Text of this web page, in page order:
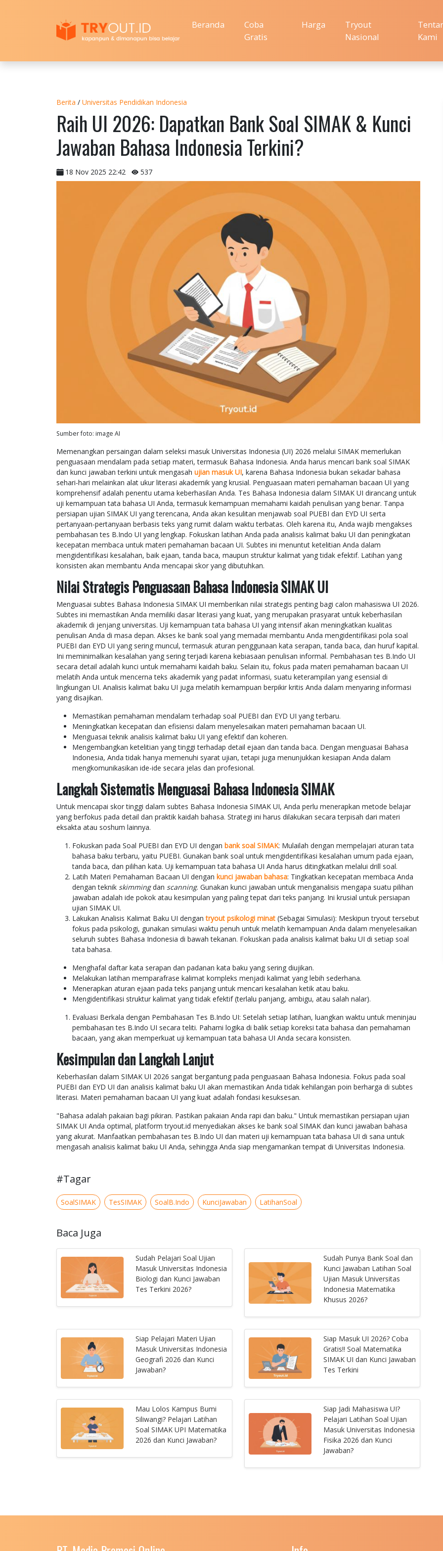
Beranda
Coba
Gratis
Harga
Tryout
Nasional
Kami
Berita / Universitas Pendidikan Indonesia
Raih UI 2026: Dapatkan Bank Soal SIMAK & Kunci
Jawaban Bahasa Indonesia Terkini?
18 Nov 2025 22:42 537
Sumber foto: image AI
Memenangkan persaingan dalam seleksi masuk Universitas Indonesia (UI) 2026 melalui SIMAK memerlukan
penguasaan mendalam pada setiap materi, termasuk Bahasa Indonesia. Anda harus mencari bank soal SIMAK
dan kunci jawaban terkini untuk mengasah ujian masuk UI, karena Bahasa Indonesia bukan sekadar bahasa
sehari-hari melainkan alat ukur literasi akademik yang krusial. Penguasaan materi pemahaman bacaan UI yang
komprehensif adalah penentu utama keberhasilan Anda. Tes Bahasa Indonesia dalam SIMAK UI dirancang untuk
uji kemampuan tata bahasa UI Anda, termasuk kemampuan memahami kaidah penulisan yang benar. Tanpa
persiapan ujian SIMAK UI yang terencana, Anda akan kesulitan menjawab soal PUEBI dan EYD UI serta
pertanyaan-pertanyaan berbasis teks yang rumit dalam waktu terbatas. Oleh karena itu, Anda wajib mengakses
pembahasan tes B.Indo UI yang lengkap. Fokuskan latihan Anda pada analisis kalimat baku UI dan peningkatan
kecepatan membaca untuk materi pemahaman bacaan UI. Subtes ini menuntut ketelitian Anda dalam
mengidentifikasi kesalahan, baik ejaan, tanda baca, maupun struktur kalimat yang tidak efektif. Latihan yang
konsisten akan membantu Anda mencapai skor yang dibutuhkan.
Nilai Strategis Penguasaan Bahasa Indonesia SIMAK UI
Menguasai subtes Bahasa Indonesia SIMAK UI memberikan nilai strategis penting bagi calon mahasiswa UI 2026.
Subtes ini memastikan Anda memiliki dasar literasi yang kuat, yang merupakan prasyarat untuk keberhasilan
akademik di jenjang universitas. Uji kemampuan tata bahasa UI yang intensif akan meningkatkan kualitas
penulisan Anda di masa depan. Akses ke bank soal yang memadai membantu Anda mengidentifikasi pola soal
PUEBI dan EYD UI yang sering muncul, termasuk aturan penggunaan kata serapan, tanda baca, dan huruf kapital.
Ini meminimalkan kesalahan yang sering terjadi karena kebiasaan penulisan informal. Pembahasan tes B.Indo UI
secara detail adalah kunci untuk memahami kaidah baku. Selain itu, fokus pada materi pemahaman bacaan UI
melatih Anda untuk mencerna teks akademik yang padat informasi, suatu keterampilan yang esensial di
lingkungan UI. Analisis kalimat baku UI juga melatih kemampuan berpikir kritis Anda dalam menyaring informasi
yang disajikan.
Memastikan pemahaman mendalam terhadap soal PUEBI dan EYD UI yang terbaru.
Meningkatkan kecepatan dan efisiensi dalam menyelesaikan materi pemahaman bacaan UI.
Menguasai teknik analisis kalimat baku UI yang efektif dan koheren.
Mengembangkan ketelitian yang tinggi terhadap detail ejaan dan tanda baca. Dengan menguasai Bahasa
Indonesia, Anda tidak hanya memenuhi syarat ujian, tetapi juga menunjukkan kesiapan Anda dalam
mengkomunikasikan ide-ide secara jelas dan profesional.
Langkah Sistematis Menguasai Bahasa Indonesia SIMAK
Untuk mencapai skor tinggi dalam subtes Bahasa Indonesia SIMAK UI, Anda perlu menerapkan metode belajar
yang berfokus pada detail dan praktik kaidah bahasa. Strategi ini harus dilakukan secara terpisah dari materi
eksakta atau soshum lainnya.
Fokuskan pada Soal PUEBI dan EYD UI dengan bank soal SIMAK: Mulailah dengan mempelajari aturan tata
bahasa baku terbaru, yaitu PUEBI. Gunakan bank soal untuk mengidentifikasi kesalahan umum pada ejaan,
tanda baca, dan pilihan kata. Uji kemampuan tata bahasa UI Anda harus ditingkatkan melalui drill soal.
Latih Materi Pemahaman Bacaan UI dengan kunci jawaban bahasa: Tingkatkan kecepatan membaca Anda
dengan teknik skimmingdan scanning. Gunakan kunci jawaban untuk menganalisis mengapa suatu pilihan
jawaban adalah ide pokok atau kesimpulan yang paling tepat dari teks panjang. Ini krusial untuk persiapan
ujian SIMAK UI.
Lakukan Analisis Kalimat Baku UI dengantryout psikologi minat (Sebagai Simulasi): Meskipun tryout tersebut
fokus pada psikologi, gunakan simulasi waktu penuh untuk melatih kemampuan Anda dalam menyelesaikan
seluruh subtes Bahasa Indonesia di bawah tekanan. Fokuskan pada analisis kalimat baku UI di setiap soal
tata bahasa.
Menghafal daftar kata serapan dan padanan kata baku yang sering diujikan.
Melakukan latihan memparafrase kalimat kompleks menjadi kalimat yang lebih sederhana.
Menerapkan aturan ejaan pada teks panjang untuk mencari kesalahan ketik atau baku.
Mengidentifikasi struktur kalimat yang tidak efektif (terlalu panjang, ambigu, atau salah nalar).
Evaluasi Berkala dengan Pembahasan Tes B.Indo UI: Setelah setiap latihan, luangkan waktu untuk meninjau
pembahasan tes B.Indo UI secara teliti. Pahami logika di balik setiap koreksi tata bahasa dan pemahaman
bacaan, yang akan memperkuat uji kemampuan tata bahasa UI Anda secara konsisten.
Kesimpulan dan Langkah Lanjut
Keberhasilan dalam SIMAK UI 2026 sangat bergantung pada penguasaan Bahasa Indonesia. Fokus pada soal
PUEBI dan EYD UI dan analisis kalimat baku UI akan memastikan Anda tidak kehilangan poin berharga di subtes
literasi. Materi pemahaman bacaan UI yang kuat adalah fondasi kesuksesan.
"Bahasa adalah pakaian bagi pikiran. Pastikan pakaian Anda rapi dan baku." Untuk memastikan persiapan ujian
SIMAK UI Anda optimal, platform tryout.id menyediakan akses ke bank soal SIMAK dan kunci jawaban bahasa
yang akurat. Manfaatkan pembahasan tes B.Indo UI dan materi uji kemampuan tata bahasa UI di sana untuk
mengasah analisis kalimat baku UI Anda, sehingga Anda siap mengamankan tempat di Universitas Indonesia.
#Tagar
SoalSIMAK TesSIMAK SoalB.Indo KunciJawaban LatihanSoal
Baca Juga
Sudah Pelajari Soal Ujian
Masuk Universitas Indonesia
Biologi dan Kunci Jawaban
Tes Terkini 2026?
Sudah Punya Bank Soal dan
Kunci Jawaban Latihan Soal
Ujian Masuk Universitas
Indonesia Matematika
Khusus 2026?
Siap Pelajari Materi Ujian
Masuk Universitas Indonesia
Geografi 2026 dan Kunci
Jawaban?
Siap Masuk UI 2026? Coba
Gratis!! Soal Matematika
SIMAK UI dan Kunci Jawaban
Tes Terkini
Mau Lolos Kampus Bumi
Siliwangi? Pelajari Latihan
Soal SIMAK UPI Matematika
2026 dan Kunci Jawaban?
Siap Jadi Mahasiswa UI?
Pelajari Latihan Soal Ujian
Masuk Universitas Indonesia
Fisika 2026 dan Kunci
Jawaban?